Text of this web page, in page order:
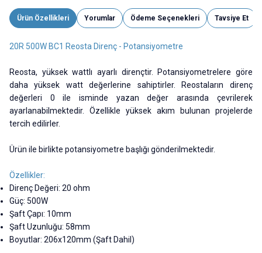
Ürün Özellikleri Yorumlar Ödeme Seçenekleri Tavsiye Et
20R 500W BC1 Reosta Direnç - Potansiyometre
Reosta, yüksek wattlı ayarlı dirençtir. Potansiyometrelere göre
daha yüksek watt değerlerine sahiptirler. Reostaların direnç
değerleri 0 ile isminde yazan değer arasında çevrilerek
ayarlanabilmektedir. Özellikle yüksek akım bulunan projelerde
tercih edilirler.
Ürün ile birlikte potansiyometre başlığı gönderilmektedir.
Özellikler:
Direnç Değeri: 20 ohm
Güç: 500W
Şaft Çapı: 10mm
Şaft Uzunluğu: 58mm
Boyutlar: 206x120mm (Şaft Dahil)